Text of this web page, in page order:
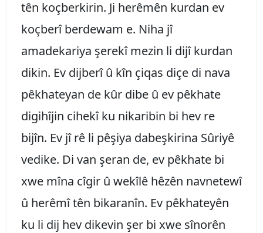
tên koçberkirin. Ji herêmên kurdan ev
koçberî berdewam e. Niha jî
amadekariya şerekî mezin li dijî kurdan
dikin. Ev dijberî û kîn çiqas diçe di nava
pêkhateyan de kûr dibe û ev pêkhate
digihîjin cihekî ku nikaribin bi hev re
bijîn. Ev jî rê li pêşiya dabeşkirina Sûriyê
vedike. Di van şeran de, ev pêkhate bi
xwe mîna cîgir û wekîlê hêzên navnetewî
û herêmî tên bikaranîn. Ev pêkhateyên
ku li dij hev dikevin şer bi xwe sînorên